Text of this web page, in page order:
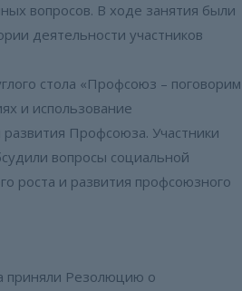
вопросов. В ходе занятия были
деятельности участников
стола «Профсоюз – поговорим
и использование
Профсоюза. Участники
вопросы социальной
роста и развития профсоюзного
приняли Резолюцию о